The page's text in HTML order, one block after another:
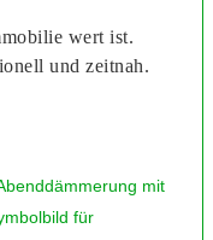
wert ist.
und zeitnah.